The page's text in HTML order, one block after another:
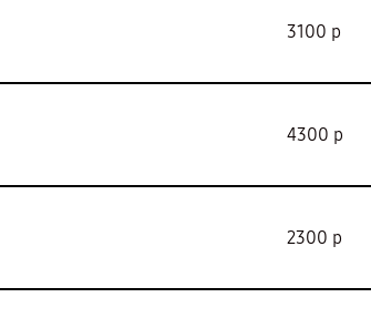
3100 р
4300 р
2300 р